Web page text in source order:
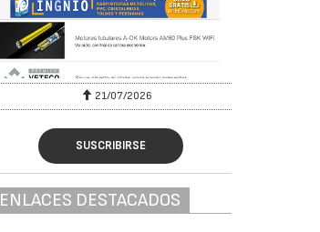
21/07/2026
SUSCRIBIRSE
ENLACES DESTACADOS